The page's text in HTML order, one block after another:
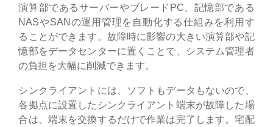
演算部であるサーバーやブレードPC、記憶部である
NASやSANの運用管理を自動化する仕組みを利用す
ることができます。故障時に影響の大きい演算部や記
憶部をデータセンターに置くことで、システム管理者
の負担を大幅に削減できます。
シンクライアントには、ソフトもデータもないので、
各拠点に設置したシンクライアント端末が故障した場
合は、端末を交換するだけで作業は完了します。宅配